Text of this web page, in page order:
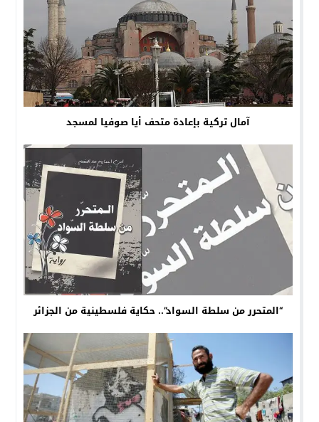
آمال تركية بإعادة متحف أيا صوفيا لمسجد
“المتحرر من سلطة السواد”.. حكاية فلسطينية من الجزائر